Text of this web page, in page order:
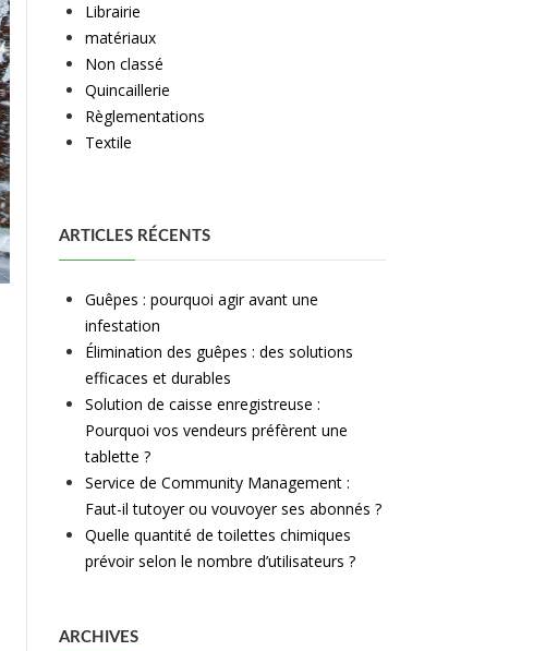
Librairie
matériaux
Non classé
Quincaillerie
Règlementations
Textile
ARTICLES RÉCENTS
Guêpes : pourquoi agir avant une
infestation
Élimination des guêpes : des solutions
efficaces et durables
Solution de caisse enregistreuse :
Pourquoi vos vendeurs préfèrent une
tablette ?
Service de Community Management :
Faut-il tutoyer ou vouvoyer ses abonnés ?
Quelle quantité de toilettes chimiques
prévoir selon le nombre d’utilisateurs ?
ARCHIVES